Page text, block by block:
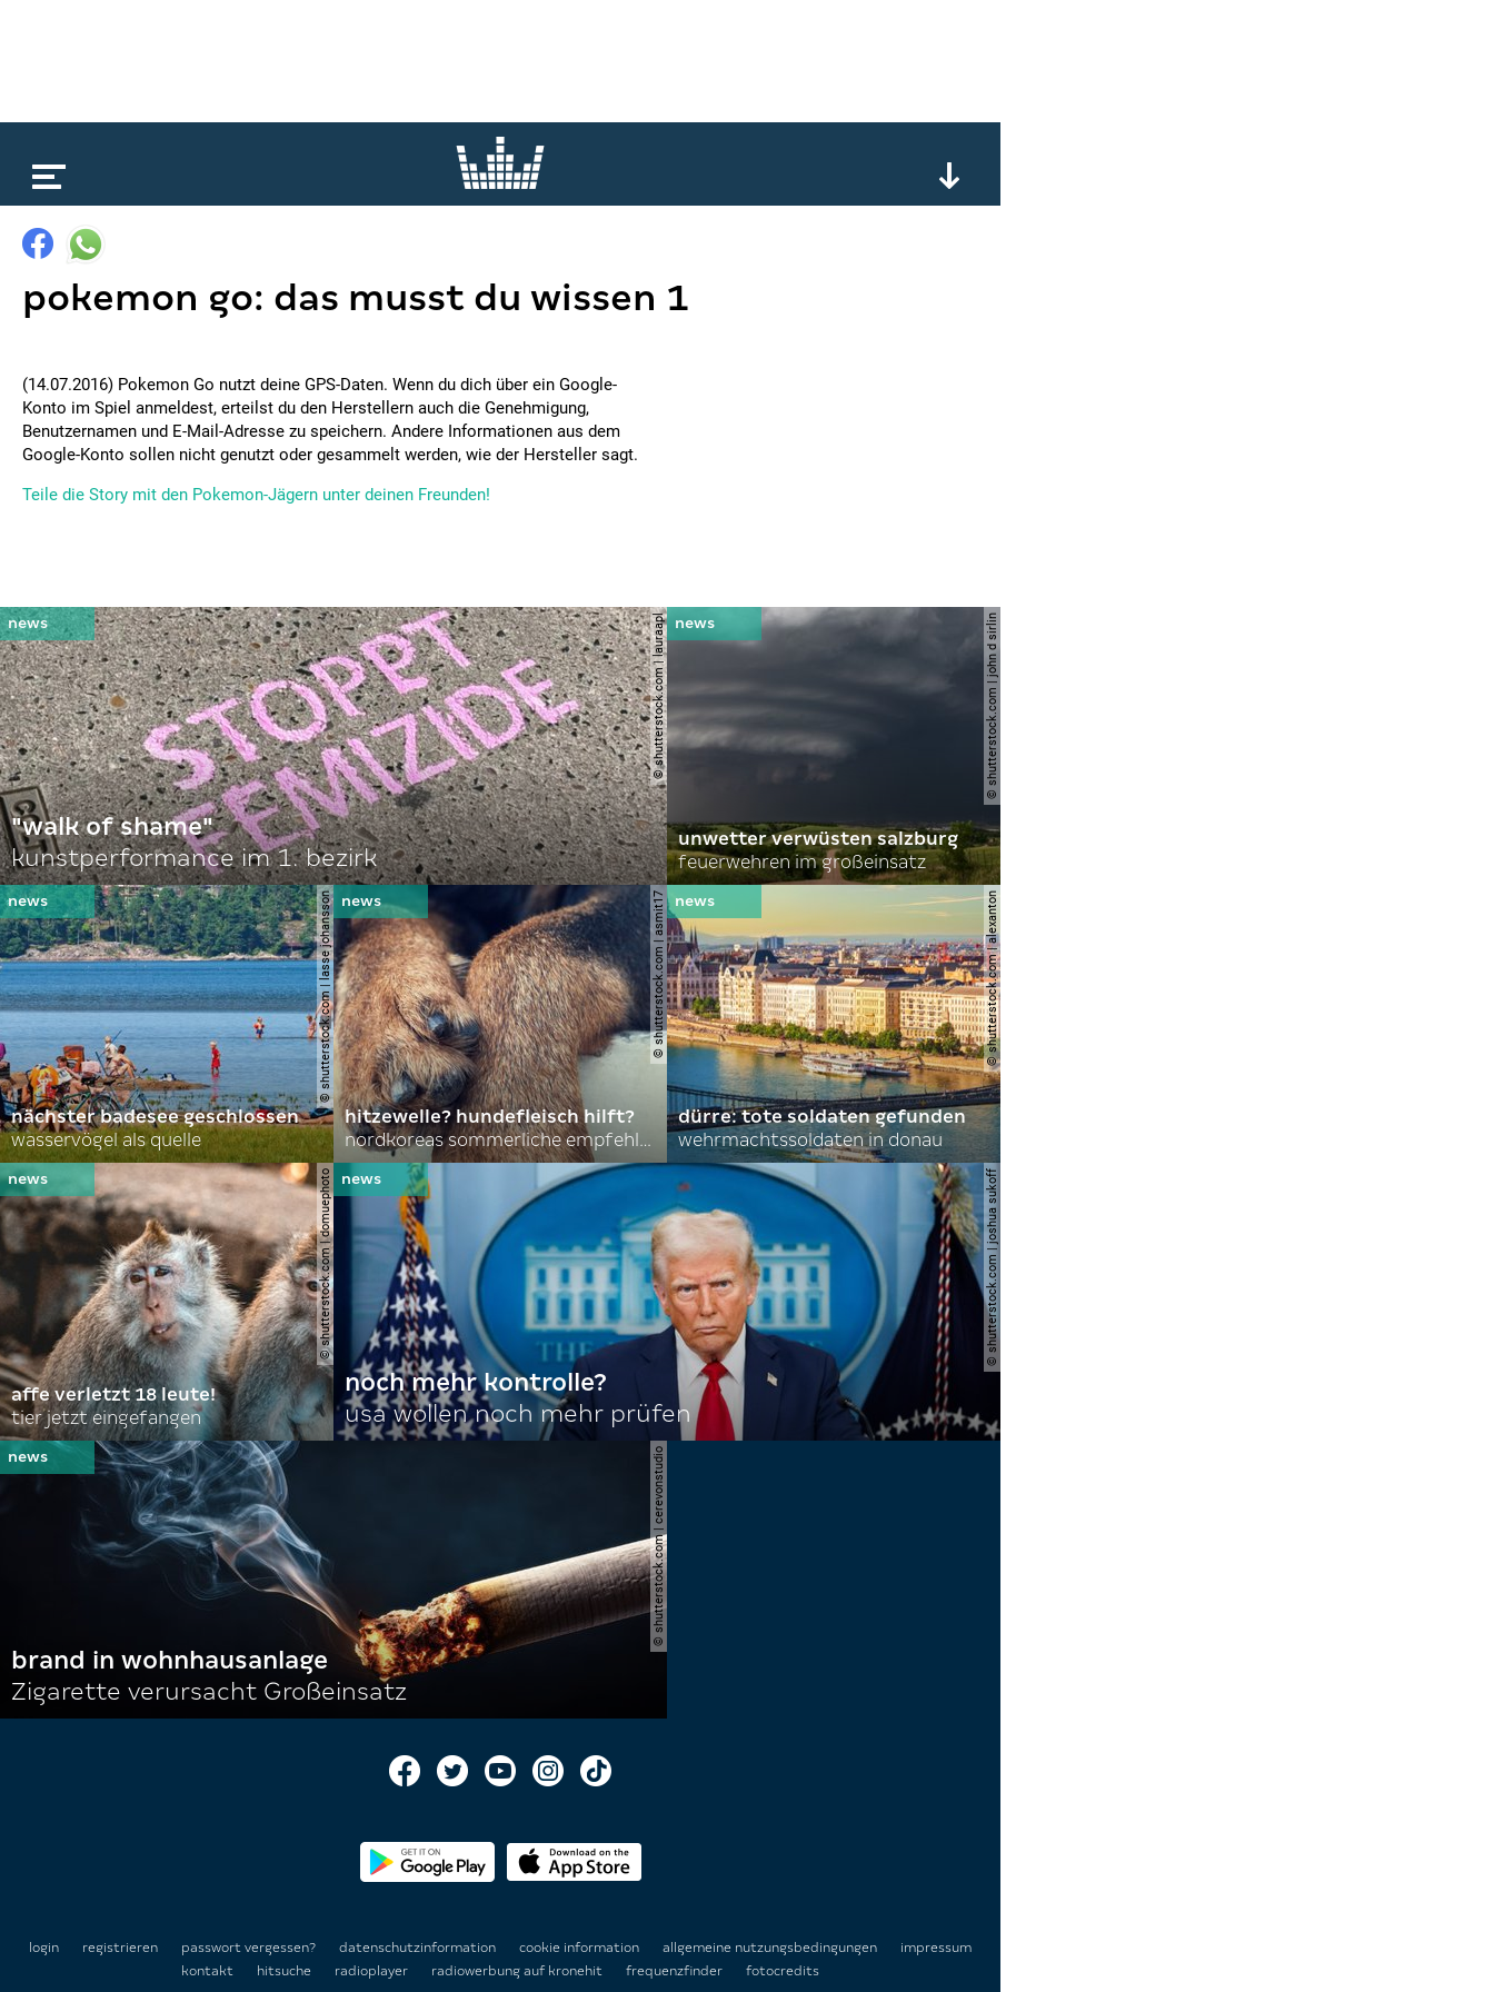
pokemon go: das musst du wissen 1
(14.07.2016) Pokemon Go nutzt deine GPS-Daten. Wenn du dich über ein Google-
Konto im Spiel anmeldest, erteilst du den Herstellern auch die Genehmigung,
Benutzernamen und E-Mail-Adresse zu speichern. Andere Informationen aus dem
Google-Konto sollen nicht genutzt oder gesammelt werden, wie der Hersteller sagt.
Teile die Story mit den Pokemon-Jägern unter deinen Freunden!
© shutterstock.com | lauraapl
"walk of shame"
kunstperformance im 1. bezirk
© shutterstock.com | john d sirlin
unwetter verwüsten salzburg
feuerwehren im großeinsatz
© shutterstock.com | lasse johansson
nächster badesee geschlossen
wasservögel als quelle
© shutterstock.com | asmit17
hitzewelle? hundefleisch hilft?
nordkoreas sommerliche empfehlungen
© shutterstock.com | alexanton
dürre: tote soldaten gefunden
wehrmachtssoldaten in donau
© shutterstock.com | domuephoto
affe verletzt 18 leute!
tier jetzt eingefangen
© shutterstock.com | joshua sukoff
noch mehr kontrolle?
usa wollen noch mehr prüfen
© shutterstock.com | cerevonstudio
brand in wohnhausanlage
Zigarette verursacht Großeinsatz
login registrieren passwort vergessen? datenschutzinformation cookie information allgemeine nutzungsbedingungen
impressum
kontakt
hitsuche radioplayer radiowerbung auf kronehit frequenzfinder fotocredits